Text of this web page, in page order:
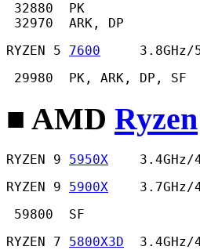
32880  PK
32970  ARK, DP
RYZEN 5 7600
3.8GHz/
29980  PK, ARK, DP, SF
■ AMD Ryzen
RYZEN 9 5950X
3.4GHz/
RYZEN 9 5900X
3.7GHz/
59800  SF
RYZEN 7 5800X3D
3.4GHz/